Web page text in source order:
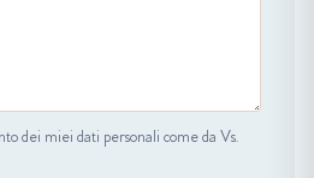
dei miei dati personali come da Vs.